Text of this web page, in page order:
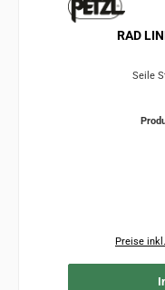
RAD
Seile
Preise